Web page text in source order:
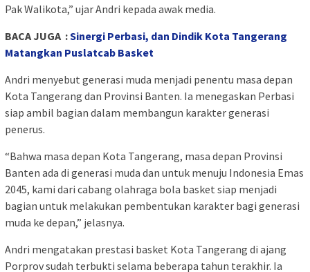
Pak Walikota,” ujar Andri kepada awak media.
BACA JUGA :Sinergi Perbasi, dan Dindik Kota Tangerang
Matangkan Puslatcab Basket
Andri menyebut generasi muda menjadi penentu masa depan
Kota Tangerang dan Provinsi Banten. Ia menegaskan Perbasi
siap ambil bagian dalam membangun karakter generasi
penerus.
“Bahwa masa depan Kota Tangerang, masa depan Provinsi
Banten ada di generasi muda dan untuk menuju Indonesia Emas
2045, kami dari cabang olahraga bola basket siap menjadi
bagian untuk melakukan pembentukan karakter bagi generasi
muda ke depan,” jelasnya.
Andri mengatakan prestasi basket Kota Tangerang di ajang
Porprov sudah terbukti selama beberapa tahun terakhir. Ia